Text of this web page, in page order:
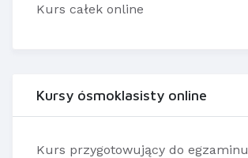
Kurs całek online
Kursy ósmoklasisty online
Kurs przygotowujący do egzaminu